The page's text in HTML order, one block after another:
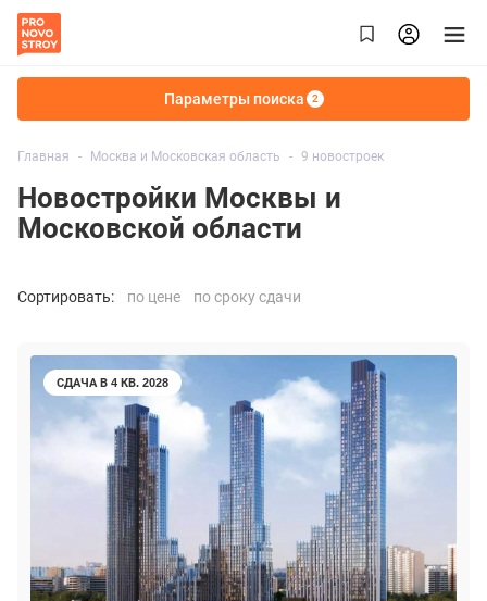
Параметры поиска 2
Главная Москва и Московская область 9 новостроек
Новостройки Москвы и
Московской области
Сортировать: по цене по сроку сдачи
СДАЧА В 4 КВ. 2028